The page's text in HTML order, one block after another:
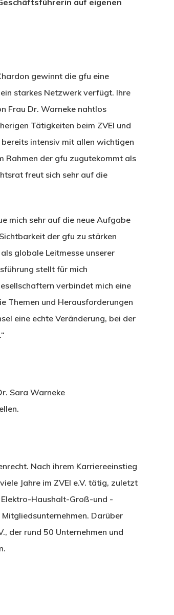
auf eigenen
gewinnt die gfu eine
starkes Netzwerk verfügt. Ihre
Frau Dr. Warneke nahtlos
Tätigkeiten beim ZVEI und
intensiv mit allen wichtigen
Rahmen der gfu zugutekommt als
freut sich sehr auf die
mich sehr auf die neue Aufgabe
der gfu zu stärken
globale Leitmesse unserer
stellt für mich
verbindet mich eine
Themen und Herausforderungen
eine echte Veränderung, bei der
Sara Warneke
Nach ihrem Karriereeinstieg
Jahre im ZVEI e.V. tätig, zuletzt
Elektro-Haushalt-Groß-und -
Darüber
der rund 50 Unternehmen und